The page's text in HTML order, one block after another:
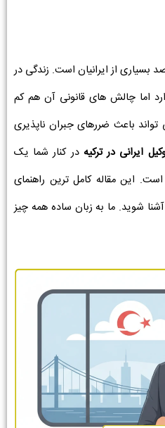
بسیاری از ایرانیان است. زندگی در
اما چالش های قانونی آن هم کم
باعث ضررهای جبران ناپذیری
ایرانی در ترکیه در کنار شما یک
این مقاله کامل ترین راهنمای
شوید. ما به زبان ساده همه چیز